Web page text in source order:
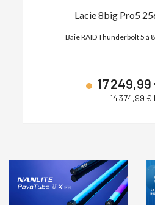
Lacie 8big Pro5
Baie RAID Thunderbolt 5 à
17 249,99
14 374,99 €